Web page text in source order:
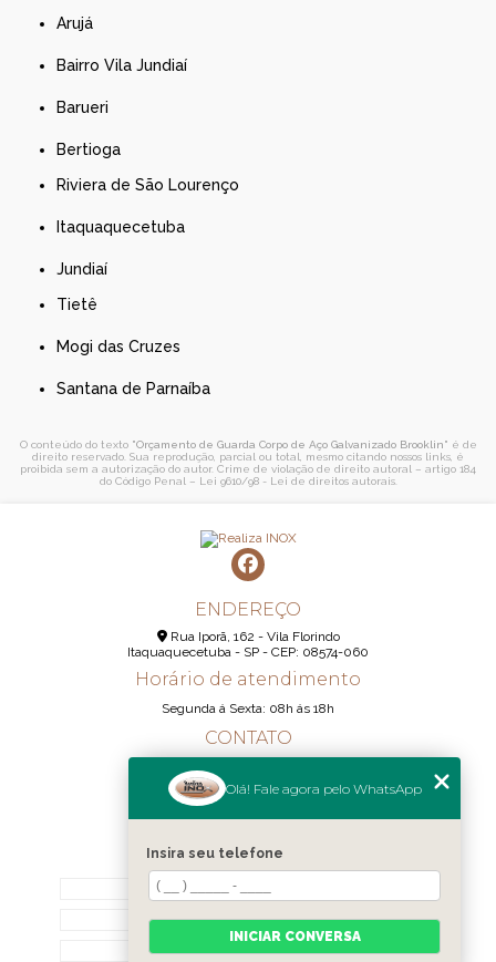
Arujá
Bairro Vila Jundiaí
Barueri
Bertioga
Riviera de São Lourenço
Itaquaquecetuba
Jundiaí
Tietê
Mogi das Cruzes
Santana de Parnaíba
O conteúdo do texto "Orçamento de Guarda Corpo de Aço Galvanizado Brooklin" é de
direito reservado. Sua reprodução, parcial ou total, mesmo citando nossos links, é
proibida sem a autorização do autor. Crime de violação de direito autoral – artigo 184
do Código Penal – Lei 9610/98 - Lei de direitos autorais.
ENDEREÇO
Rua Iporã, 162 - Vila Florindo
Itaquaquecetuba - SP - CEP: 08574-060
Horário de atendimento
Segunda á Sexta: 08h ás 18h
CONTATO
(11) 98189-1344
MENU
HOME
QUEM SOMOS
CONTATO
Olá! Fale agora pelo WhatsApp
Insira seu telefone
INICIAR CONVERSA